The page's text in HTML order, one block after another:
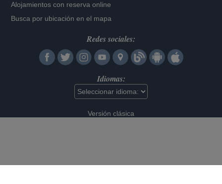
Alojamientos con reserva online
Busca por ubicación en el mapa
Redes sociales:
Idiomas:
Versión clásica